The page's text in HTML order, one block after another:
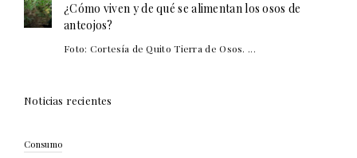
¿Cómo viven y de qué se alimentan los osos de
anteojos?
Foto: Cortesía de Quito Tierra de Osos. ...
Noticias recientes
Consumo